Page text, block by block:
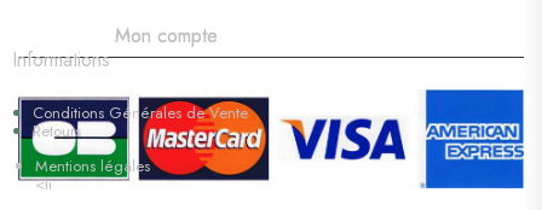
Mon compte
Informations
Conditions Générales de Vente
Retours
Mentions légales
<li